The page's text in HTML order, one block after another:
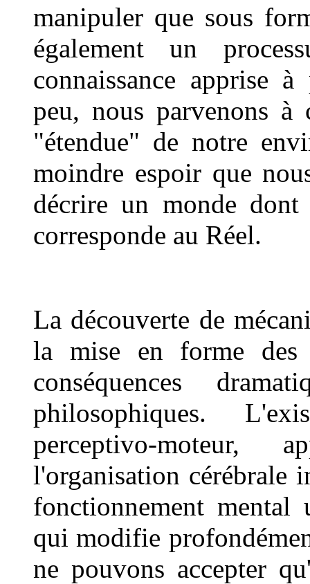
manipuler que sous
également un
connaissance apprise
peu, nous parvenons
"étendue" de notre
moindre espoir que
décrire un monde
corresponde au Réel.
La découverte de
la mise en forme des
conséquences
philosophiques.
perceptivo-moteur,
l'organisation cérébrale
fonctionnement mental
qui modifie
ne pouvons accepter